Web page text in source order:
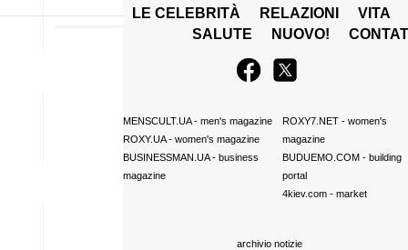
LE CELEBRITÀ RELAZIONI
VITA
SALUTE
NUOVO!
MENSCULT.UA- men's magazine
ROXY.UA- women's magazine
BUSINESSMAN.UA- business
magazine
ROXY7.NET- women's
magazine
BUDUEMO.COM- building
portal
4kiev.com- market
archivio notizie